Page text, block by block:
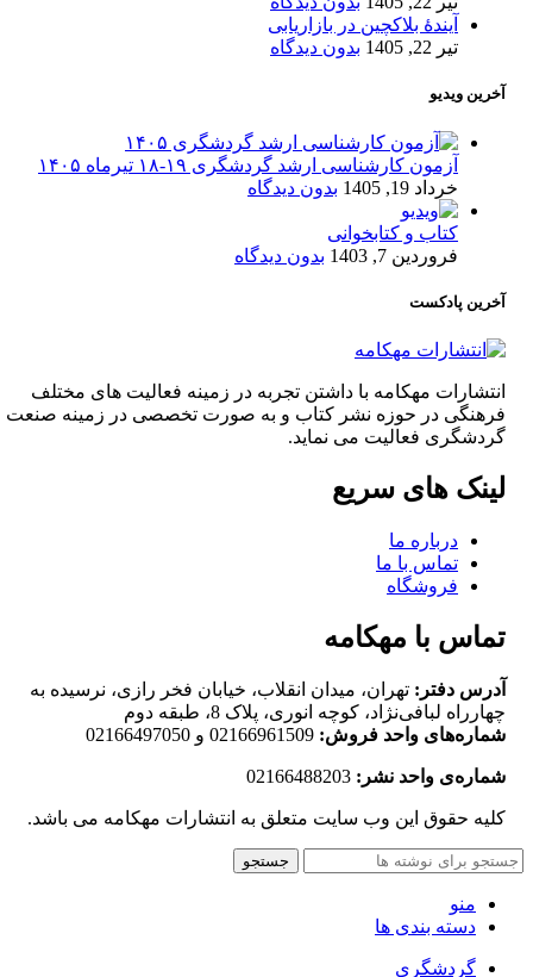
آیندۀ بلاکچین در بازاریابی
تیر 22, 1405
بدون دیدگاه
آخرین ویدیو
آزمون کارشناسی ارشد گردشگری ۱۹-۱۸ تیرماه ۱۴۰۵
خرداد 19, 1405
بدون دیدگاه
کتاب و کتابخوانی
فروردین 7, 1403
بدون دیدگاه
آخرین پادکست
انتشارات مهکامه با داشتن تجربه در زمینه فعالیت های مختلف
فرهنگی در حوزه نشر کتاب و به صورت تخصصی در زمینه صنعت
گردشگری فعالیت می نماید.
لینک های سریع
درباره ما
تماس با ما
فروشگاه
تماس با مهکامه
آدرس دفتر: تهران، میدان انقلاب، خیابان فخر رازی، نرسیده به
چهارراه لبافی‌نژاد، کوچه انوری، پلاک 8، طبقه دوم
شماره‌های واحد فروش: 02166961509 و 02166497050
شماره‌‌ی واحد نشر:
کلیه حقوق این وب سایت متعلق به انتشارات مهکامه می باشد.
جستجو
منو
دسته بندی ها
گردشگری